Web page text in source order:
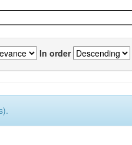
In order